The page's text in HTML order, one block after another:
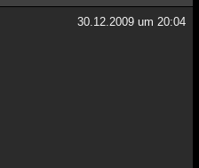
30.12.2009 um 20:04